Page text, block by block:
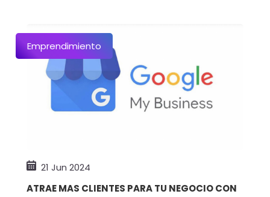
Emprendimiento
21 Jun 2024
ATRAE MAS CLIENTES PARA TU NEGOCIO CON